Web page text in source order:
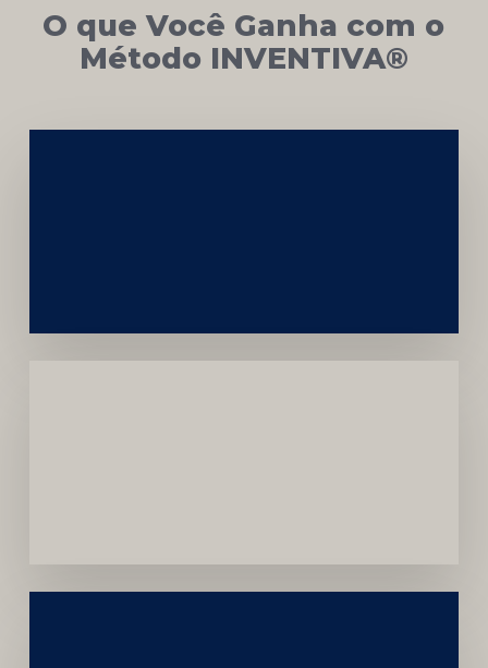
O que Você Ganha com o
Método INVENTIVA®